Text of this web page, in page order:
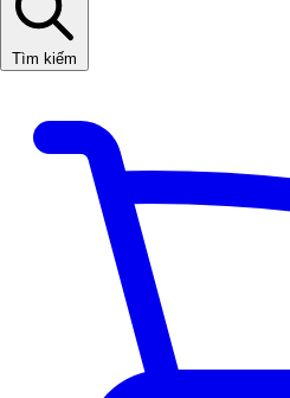
Tìm kiếm